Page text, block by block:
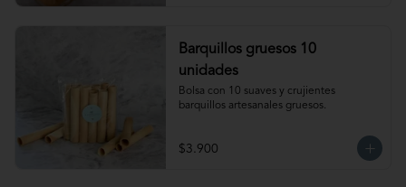
Barquillos gruesos 10
unidades
Bolsa con 10 suaves y crujientes
barquillos artesanales gruesos.
$3.900